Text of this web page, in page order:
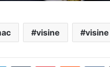
visine